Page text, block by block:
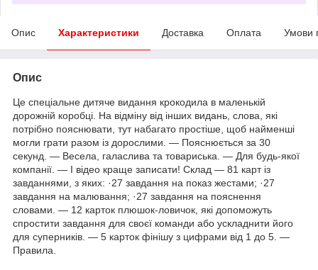
Опис Характеристики Доставка Оплата Умови
Опис
Це спеціальне дитяче видання крокодила в маленькій
дорожній коробці. На відміну від інших видань, слова, які
потрібно пояснювати, тут набагато простіше, щоб найменші
могли грати разом із дорослими. — Пояснюється за 30
секунд. — Весела, галаслива та товариська. — Для будь-якої
компанії. — І відео краще записати! Склад — 81 карт із
завданнями, з яких: ·27 завдання на показ жестами; ·27
завдання на малювання; ·27 завдання на пояснення
словами. — 12 карток плюшок-ловичок, які допоможуть
спростити завдання для своєї команди або ускладнити його
для суперників. — 5 карток фінішу з цифрами від 1 до 5. —
Правила.